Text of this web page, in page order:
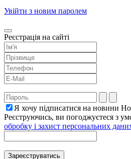
Увійти з новим паролем
Реєстрація на сайті
Я хочу підписатися на новини
Реєструючись, ви погоджуєтеся з
обробку і захист персональних